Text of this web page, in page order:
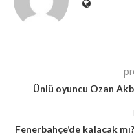
Ünlü oyuncu Ozan
Fenerbahçe’de kalacak